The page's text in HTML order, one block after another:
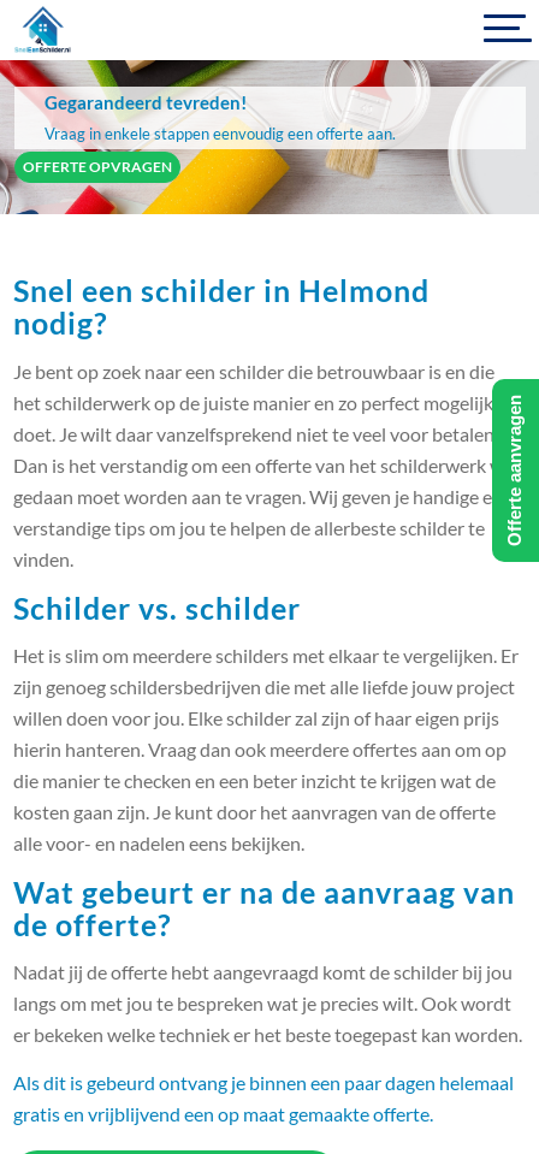
Gegarandeerd tevreden!
Vraag in enkele stappen eenvoudig een offerte aan.
OFFERTE OPVRAGEN
Snel een schilder in Helmond
nodig?
Je bent op zoek naar een schilder die betrouwbaar is en die
het schilderwerk op de juiste manier en zo perfect mogelijk
doet. Je wilt daar vanzelfsprekend niet te veel voor betalen.
Dan is het verstandig om een offerte van het schilderwerk wat
gedaan moet worden aan te vragen. Wij geven je handige en
verstandige tips om jou te helpen de allerbeste schilder te
vinden.
Schilder vs. schilder
Het is slim om meerdere schilders met elkaar te vergelijken. Er
zijn genoeg schildersbedrijven die met alle liefde jouw project
willen doen voor jou. Elke schilder zal zijn of haar eigen prijs
hierin hanteren. Vraag dan ook meerdere offertes aan om op
die manier te checken en een beter inzicht te krijgen wat de
kosten gaan zijn. Je kunt door het aanvragen van de offerte
alle voor- en nadelen eens bekijken.
Wat gebeurt er na de aanvraag van
de offerte?
Nadat jij de offerte hebt aangevraagd komt de schilder bij jou
langs om met jou te bespreken wat je precies wilt. Ook wordt
er bekeken welke techniek er het beste toegepast kan worden.
Als dit is gebeurd ontvang je binnen een paar dagen helemaal
gratis en vrijblijvend een op maat gemaakte offerte.
Offerte aanvragen